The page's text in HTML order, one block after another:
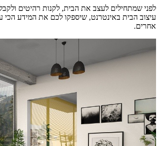
לפני שמתחילים לעצב את הבית, לקנות רהיטים
עיצוב הבית באינטרנט, שיספקו לכם את המידע הכי
אחרים.